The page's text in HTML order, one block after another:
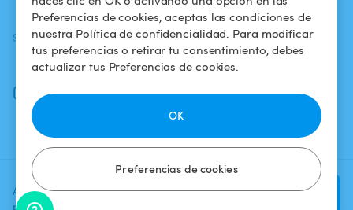
Preferencias de cookies, aceptas las condiciones de
nuestra Política de confidencialidad. Para modificar
tus preferencias o retirar tu consentimiento, debes
actualizar tus Preferencias de cookies.
Preferencias de cookies
OK
Agrega una fecha y un horario
para ver el precio
Verificar
SÍGUENOS
Facebook
Instagram
DESCARGAR LA APP